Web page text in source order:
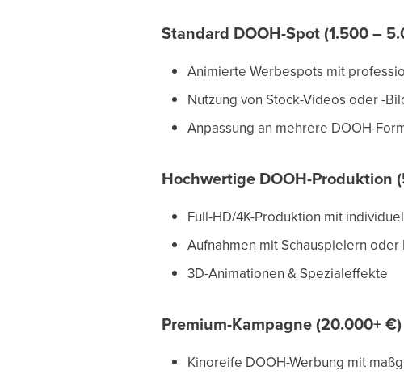
Standard DOOH-Spot (1.500 –
Animierte Werbespots mit
Nutzung von Stock-Videos oder -
Anpassung an mehrere DOOH-
Hochwertige DOOH-Produktion
Full-HD/4K-Produktion mit
Aufnahmen mit Schauspielern oder
3D-Animationen & Spezialeffekte
Premium-Kampagne (20.000+ €)
Kinoreife DOOH-Werbung mit